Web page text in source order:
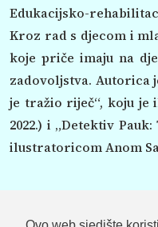
Edukacijsko-
Kroz rad s djecom i
koje priče imaju na
zadovoljstva. Autorica
je tražio riječ“, koju je
2022.) i „Detektiv
ilustratoricom Anom